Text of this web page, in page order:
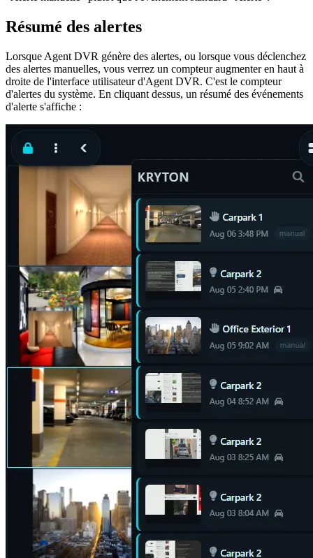
Résumé des alertes
Lorsque Agent DVR génère des alertes, ou lorsque vous déclenchez
des alertes manuelles, vous verrez un compteur augmenter en haut à
droite de l'interface utilisateur d'Agent DVR. C'est le compteur
d'alertes du système. En cliquant dessus, un résumé des événements
d'alerte s'affiche :